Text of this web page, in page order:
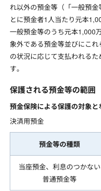
れ以外の預金等（「一般預
とに預金者1人当たり元本
一般預金等のうち元本1,000
象外である預金等並びにこ
の状況に応じて支払われる
す。
保護される預金等の範囲
預金保険による保護の対象と
決済用預金
預金等の種類
当座預金、利息のつかない
普通預金等